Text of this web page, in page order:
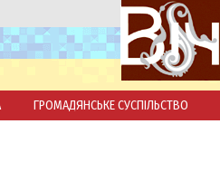
ГРОМАДЯНСЬКЕ СУСПІЛЬСТВО